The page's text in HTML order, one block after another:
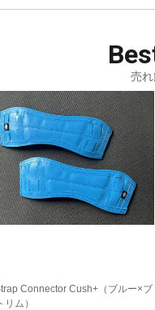
売
Connector Cush+（ブルー×ブ
リム）